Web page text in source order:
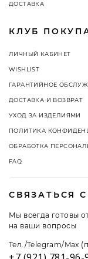
ДОСТАВКА
КЛУБ
ЛИЧНЫЙ КАБИНЕТ
WISHLIST
ГАРАНТИЙНОЕ
ДОСТАВКА И ВОЗВРАТ
УХОД ЗА ИЗДЕЛИЯМИ
ПОЛИТИКА
ОБРАБОТКА
FAQ
СВЯЗАТЬСЯ
Мы всегда готовы
на ваши вопросы
Тел./Telegram/Max